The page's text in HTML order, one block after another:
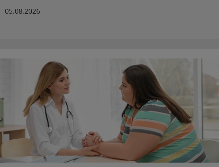
05.08.2026